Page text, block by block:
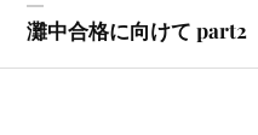
灘中合格に向けて part2